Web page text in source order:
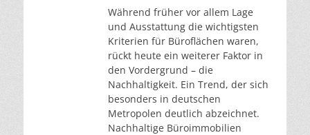
Während früher vor allem Lage
und Ausstattung die wichtigsten
Kriterien für Büroflächen waren,
rückt heute ein weiterer Faktor in
den Vordergrund – die
Nachhaltigkeit. Ein Trend, der sich
besonders in deutschen
Metropolen deutlich abzeichnet.
Nachhaltige Büroimmobilien